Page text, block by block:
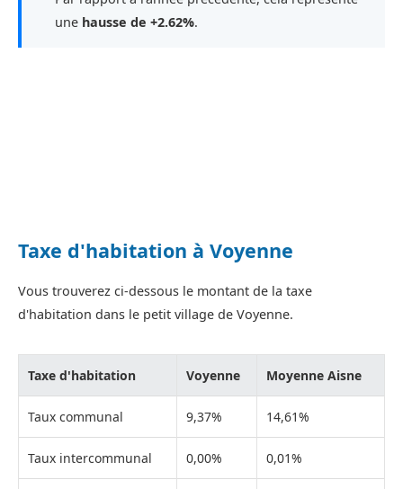
une hausse de +2.62%.
Taxe d'habitation à Voyenne
Vous trouverez ci-dessous le montant de la taxe
d'habitation dans le petit village de Voyenne.
Taxe d'habitation Voyenne Moyenne Aisne
Taux communal 9,37% 14,61%
Taux intercommunal 0,00% 0,01%